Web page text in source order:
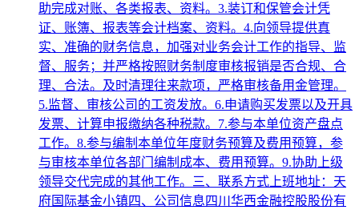
助完成对账、各类报表、资料。3.装订和保管会计凭
证、账簿、报表等会计档案、资料。4.向领导提供真
实、准确的财务信息，加强对业务会计工作的指导、监
督、服务；并严格按照财务制度审核报销是否合规、合
理、合法。及时清理往来款项，严格审核备用金管理。
5.监督、审核公司的工资发放。6.申请购买发票以及开具
发票、计算申报缴纳各种税款。7.参与本单位资产盘点
工作。8.参与编制本单位年度财务预算及费用预算，参
与审核本单位各部门编制成本、费用预算。9.协助上级
领导交代完成的其他工作。三、联系方式上班地址：天
府国际基金小镇四、公司信息四川华西金融控股股份有